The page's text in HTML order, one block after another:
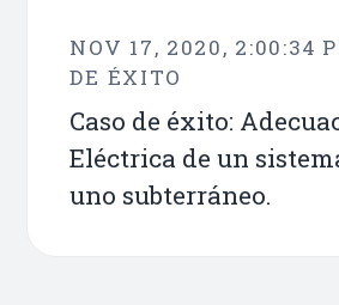
NOV 17, 2020, 2:00:34
DE ÉXITO
Caso de éxito:
Eléctrica de un
uno subterráneo.